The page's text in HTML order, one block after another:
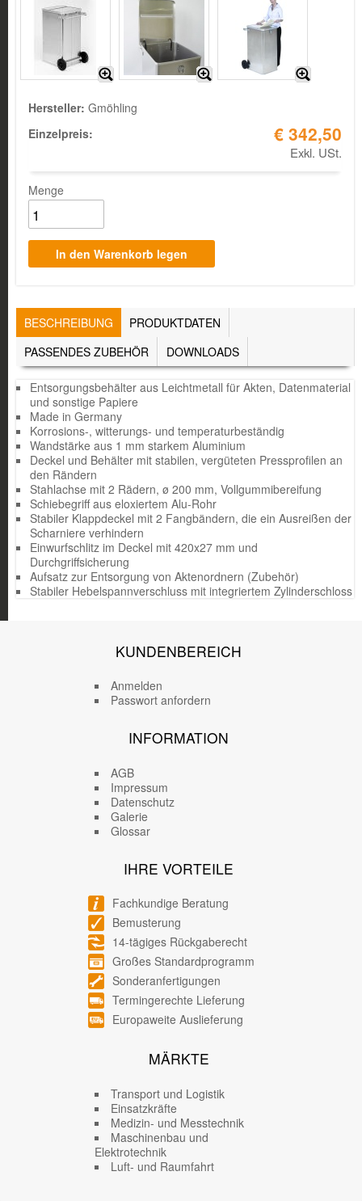
Hersteller: Gmöhling
Einzelpreis:
€ 342,50
Exkl. USt.
Menge
TABS
BESCHREIBUNG (AKTIVER
REITER)
PRODUKTDATEN
PASSENDES ZUBEHÖR
DOWNLOADS
Entsorgungsbehälter aus Leichtmetall für Akten, Datenmaterial
und sonstige Papiere
Made in Germany
Korrosions-, witterungs- und temperaturbeständig
Wandstärke aus 1 mm starkem Aluminium
Deckel und Behälter mit stabilen, vergüteten Pressprofilen an
den Rändern
Stahlachse mit 2 Rädern, ø 200 mm, Vollgummibereifung
Schiebegriff aus eloxiertem Alu-Rohr
Stabiler Klappdeckel mit 2 Fangbändern, die ein Ausreißen der
Scharniere verhindern
Einwurfschlitz im Deckel mit 420x27 mm und
Durchgriffsicherung
Aufsatz zur Entsorgung von Aktenordnern (Zubehör)
Stabiler Hebelspannverschluss mit integriertem Zylinderschloss
KUNDENBEREICH
Anmelden
Passwort anfordern
INFORMATION
AGB
Impressum
Datenschutz
Galerie
Glossar
IHRE VORTEILE
Fachkundige Beratung
Bemusterung
14-tägiges Rückgaberecht
Großes Standardprogramm
Sonderanfertigungen
Termingerechte Lieferung
Europaweite Auslieferung
MÄRKTE
Transport und Logistik
Einsatzkräfte
Medizin- und Messtechnik
Maschinenbau und
Elektrotechnik
Luft- und Raumfahrt